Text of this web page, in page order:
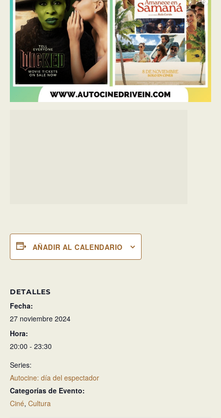
AÑADIR AL CALENDARIO
DETALLES
Fecha:
27 noviembre 2024
Hora:
20:00 - 23:30
Series:
Autocine: día del espectador
Categorías de Evento:
Ciné, Cultura